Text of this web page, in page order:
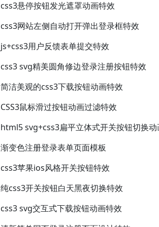
css3悬停按钮发光遮罩动画特效
css3网站左侧自动打开弹出登录框特效
js+css3用户反馈表单提交特效
css3 svg精美圆角修边登录注册按钮特效
简洁美观的css3下载按钮动画特效
CSS3鼠标滑过按钮动画过滤特效
html5 svg+css3扁平立体式开关按钮切换
渐变色注册登录表单页面模板
css3苹果ios风格开关按钮特效
纯css3开关按钮白天黑夜切换特效
css3 svg交互式下载按钮动画特效